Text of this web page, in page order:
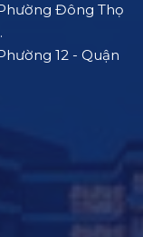
Đông Thọ
12 - Quận